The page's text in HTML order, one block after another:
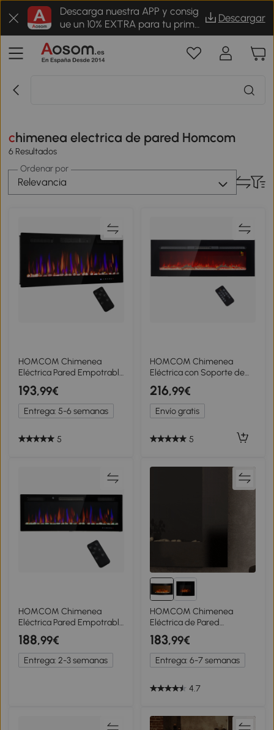
Descarga nuestra APP y consig
ue un 10% EXTRA para tu prime
r pedido
Descargar
chimenea electrica de pared Homcom
6 Resultados
Ordenar por
Relevancia
HOMCOM Chimenea
Eléctrica Pared Empotrable
Ultrafina con Llama 3D
Brillo/Velocidad Ajustable y
12 Colores Guijarros
900/1800W
193,99€
Entrega: 5-6 semanas
5
HOMCOM Chimenea
Eléctrica con Soporte de
Pared y Mando a Distancia
Leñas y Cristales Artificiales
1800 W Negro
216,99€
Envío gratis
5
HOMCOM Chimenea
Eléctrica Pared Empotrable
Ultrafina con Llama 3D
Brillo/Velocidad Ajustable y
12 Colores Guijarros
900/1800W
188,99€
Entrega: 2-3 semanas
HOMCOM Chimenea
Eléctrica de Pared
1000W/2000W con
Temperatura Ajustable
Efecto Llamas y Mando a
Distancia 89,2x13,5x48cm
183,99€
Entrega: 6-7 semanas
4.7